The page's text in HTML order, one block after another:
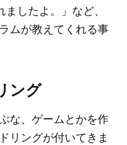
したよ。」など、
ムが教えてくれる事
ング
な、ゲームとかを作
リングが付いてきま